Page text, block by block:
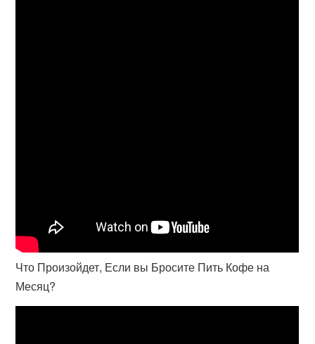
Что Произойдет, Если вы Бросите Пить Кофе на
Месяц?